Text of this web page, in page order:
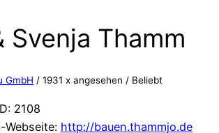
Svenja Thamm
GmbH / 1931 x angesehen / Beliebt
: 2108
Webseite: http://bauen.thammjo.de